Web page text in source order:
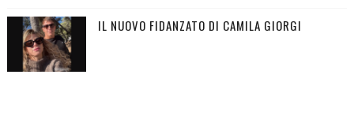
IL NUOVO FIDANZATO DI CAMILA GIORGI